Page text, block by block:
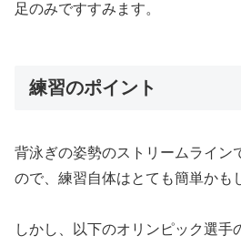
足のみですすみます。
練習のポイント
背泳ぎの姿勢のストリームライン
ので、練習自体はとても簡単かも
しかし、以下のオリンピック選手